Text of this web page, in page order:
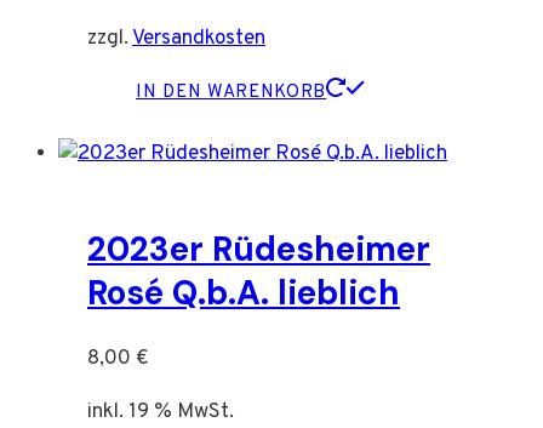
zzgl.Versandkosten
IN DEN WARENKORB
2023er Rüdesheimer
Rosé Q.b.A. lieblich
8,00 €
inkl. 19 % MwSt.